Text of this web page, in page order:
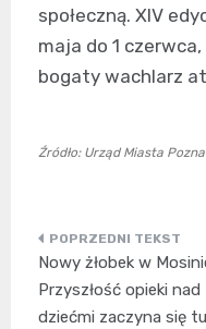
społeczną. XIV
maja do 1
bogaty wachlarz
Źródło: Urząd Miasta
Nawigacja
wpisu
Nowy żłobek w
Przyszłość opieki nad
dziećmi zaczyna się